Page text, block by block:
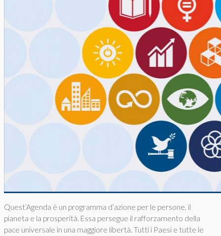
Quest’Agenda è un programma d’azione per le persone, il
pianeta e la prosperità. Essa persegue il rafforzamento della
pace universale in una maggiore libertà. Tutti i Paesi e tutte le